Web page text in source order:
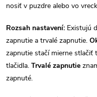
nosiť v puzdre alebo vo
Rozsah nastavení: Existujú
zapnutie a trvalé zapnutie.
zapnutie stačí mierne stlačiť
tlačidla. Trvalé zapnutie
zapnuté.